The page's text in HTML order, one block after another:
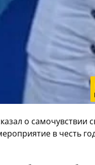
о самочувствии
в честь